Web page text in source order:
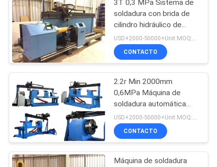
CITA
NOTICIAS
Máquina de
soldadura de
revestimiento
33
3T 0,3 MPa Sistema de
soldadura con brida de
cilindro hidráulico de
3000 mm
USD+2000-50000+Unit MOQ:1 unidad
CONTACTO
2.2r Min 2000mm
0,6MPa Máquina de
soldadura automática
para cilindros
CONTACTO
Máquina de soldadura